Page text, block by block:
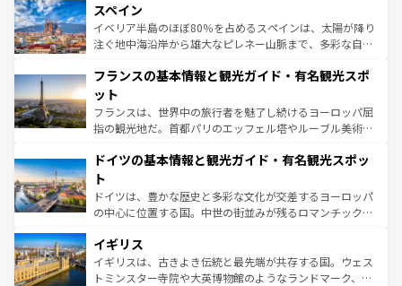
ろん、トスカーナの美しい田園風景やアマルフィ海岸の絶
景など、自然景観も見逃せない。観光の合間には、本場の
ピザやパスタなど、絶品のイタリア料理を堪能することも
ませてくれるイタリアで、忘れられない旅をしてみよう！
なお、新着のイタリア情報は
しい。
スペイン
イベリア半島のほぼ80％を占めるスペインは、太陽が降り
注ぐ地中海沿岸から雄大なピレネー山脈まで、多彩な自然
文化が根付くこの国では、情熱的なフラメンコ、熱気あふ
れる闘牛、そして美味しいタパスが生活の一部となってい
る。首都マドリードの洗練された雰囲気や、バルセロナの
アートに溢れた街角から、地方では古代ローマ遺跡や中世
せる。地方によって風土や気候が異なるスペインはその個
ンテンツ一覧 を参照してほしい。
フランスの基本情報と観光ガイド・有名観光スポ
ット
フランスは、世界中の旅行者を魅了し続けるヨーロッパ屈
指の観光地だ。首都パリのエッフェル塔やルーブル美術館
で、幅広い魅力が詰まっている。華麗な宮殿、歴史的な大
聖堂、美しいビーチ、そして豊かな自然が、訪れる者を心
から魅了する。また、フランスは美食の国としても知ら
れ、フランス料理はユネスコ無形文化遺産にも登録されて
香り高いラベンダー畑など、多彩な楽しみ方が可能だ。さ
らに、パリ以外の地域にも魅力が溢れており、どの街角に
も豊かな歴史と文化が息づいている。パリ以外の個性あふ
ドイツの基本情報と観光ガイド・有名観光スポッ
ト
ドイツは、豊かな歴史と多彩な文化が交差するヨーロッパ
の中心に位置する国。中世の街並みが残るロマンチック街
顔を持つこの国は、どこを歩いても飽きることがない。ベ
ルリンの文化的活気、バイエルン州のアルプスの絶景、そ
してライン川沿いのワイン畑といった風景は必見。ビール
イギリス
イギリスは、古きよき伝統と最先端が共存する国。ウェス
トミンスター寺院や大英博物館のようなランドマーク、歴